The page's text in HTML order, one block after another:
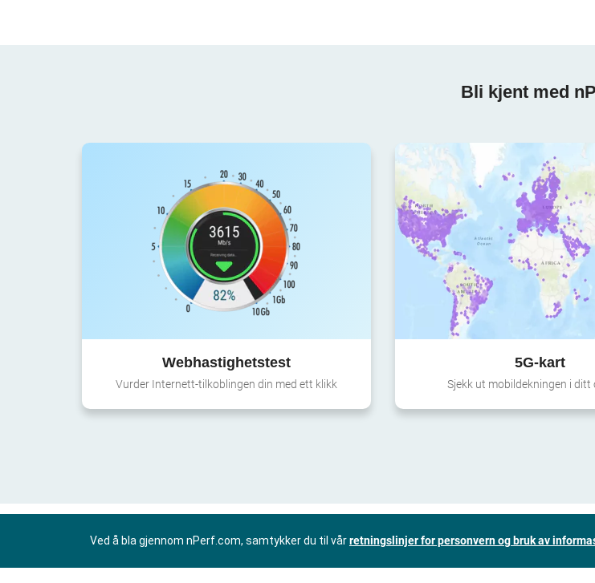
Bli kjent med
Webhastighetstest
Vurder Internett-tilkoblingen din med ett klikk
5G-kart
Sjekk ut mobildekningen i ditt
Ved å bla gjennom nPerf.com, samtykker du til vårretningslinjer for personvern og bruk av